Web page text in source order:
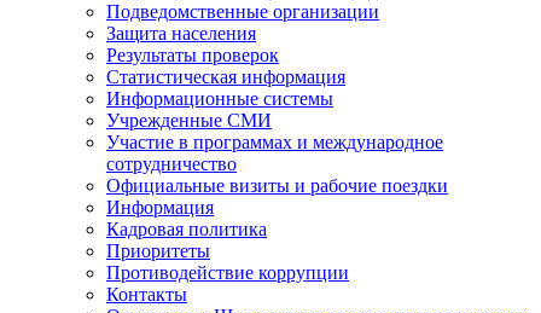
Подведомственные организации
Защита населения
Результаты проверок
Статистическая информация
Информационные системы
Учрежденные СМИ
Участие в программах и международное
сотрудничество
Официальные визиты и рабочие поездки
Информация
Кадровая политика
Приоритеты
Противодействие коррупции
Контакты